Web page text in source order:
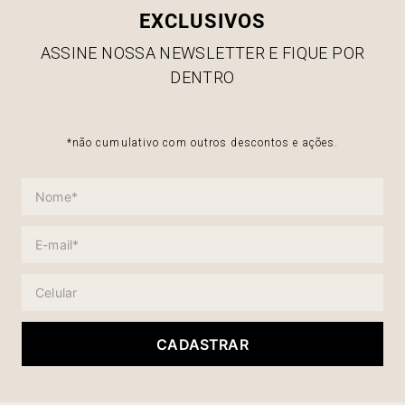
EXCLUSIVOS
ASSINE NOSSA NEWSLETTER E FIQUE POR
DENTRO
*não cumulativo com outros descontos e ações.
CADASTRAR